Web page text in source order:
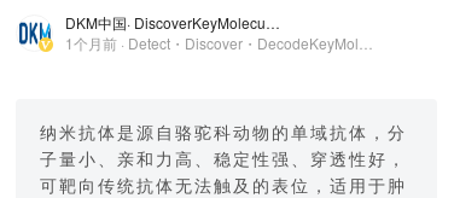
DKM中国
· DiscoverKeyMolecules
纳米抗体是源自骆驼科动物的单域抗体，分
子量小、亲和力高、稳定性强、穿透性好，
可靶向传统抗体无法触及的表位，适用于肿